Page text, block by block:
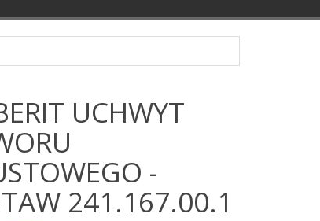
UCHWYT
-
241.167.00.1